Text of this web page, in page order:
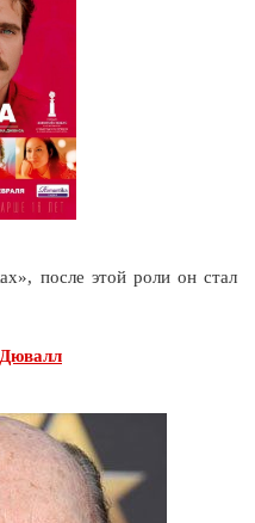
после этой роли он стал